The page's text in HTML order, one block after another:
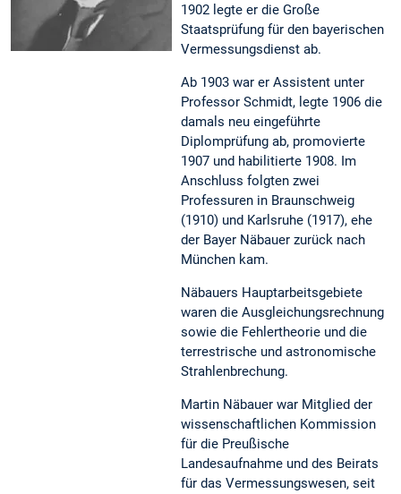
1902 legte er die Große
Staatsprüfung für den bayerischen
Vermessungsdienst ab.
Ab 1903 war er Assistent unter
Professor Schmidt, legte 1906 die
damals neu eingeführte
Diplomprüfung ab, promovierte
1907 und habilitierte 1908. Im
Anschluss folgten zwei
Professuren in Braunschweig
(1910) und Karlsruhe (1917), ehe
der Bayer Näbauer zurück nach
München kam.
Näbauers Hauptarbeitsgebiete
waren die Ausgleichungsrechnung
sowie die Fehlertheorie und die
terrestrische und astronomische
Strahlenbrechung.
Martin Näbauer war Mitglied der
wissenschaftlichen Kommission
für die Preußische
Landesaufnahme und des Beirats
für das Vermessungswesen, seit